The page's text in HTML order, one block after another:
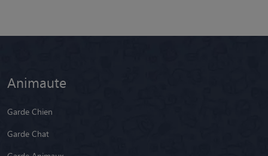
Animaute
Garde Chien
Garde Chat